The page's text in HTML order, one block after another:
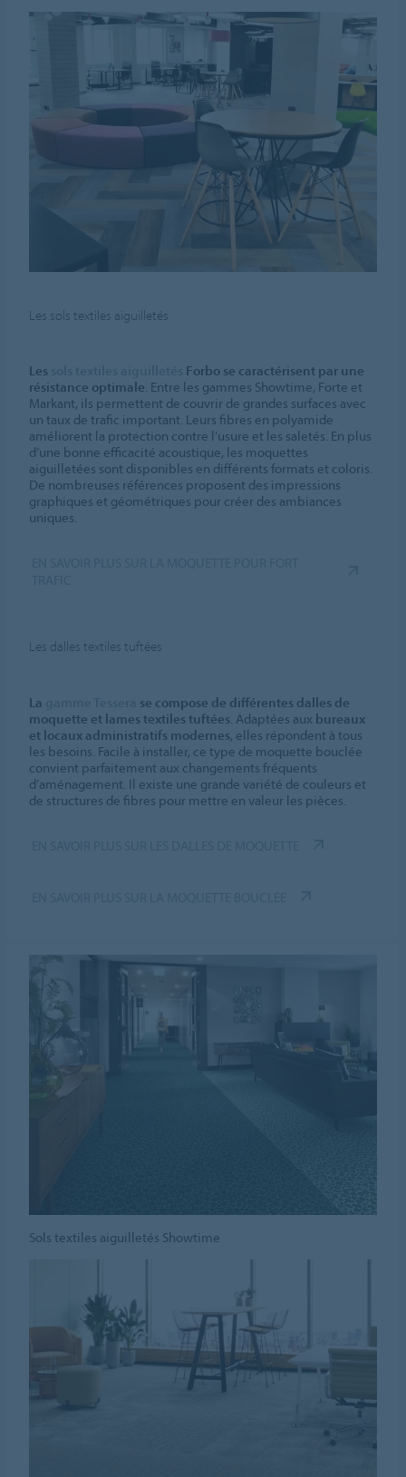
Les sols textiles aiguilletés
Les
Forbo se caractérisent par une
résistance optimale. Entre les gammes Showtime, Forte et
Markant, ils permettent de couvrir de grandes surfaces avec
un taux de trafic important. Leurs fibres en polyamide
améliorent la protection contre l’usure et les saletés. En plus
d’une bonne efficacité acoustique, les moquettes
aiguilletées sont disponibles en différents formats et coloris.
De nombreuses références proposent des impressions
graphiques et géométriques pour créer des ambiances
uniques.
Les dalles textiles tuftées
La
se compose de différentes dalles de
moquette et lames textiles tuftées. Adaptées aux bureaux
et locaux administratifs modernes, elles répondent à tous
les besoins. Facile à installer, ce type de moquette bouclée
convient parfaitement aux changements fréquents
d’aménagement. Il existe une grande variété de couleurs et
de structures de fibres pour mettre en valeur les pièces.
Sols textiles aiguilletés Showtime